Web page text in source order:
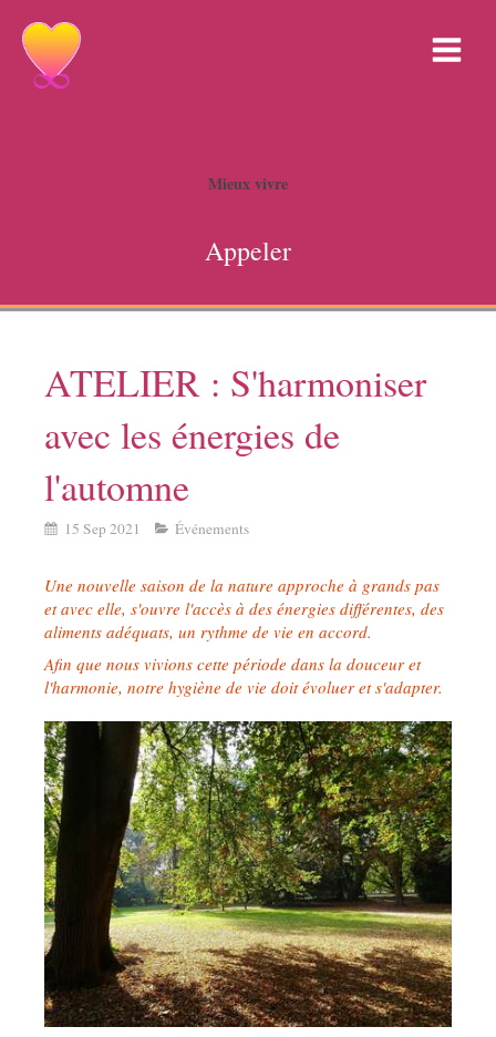
Mieux vivre
Appeler
ATELIER : S'harmoniser
avec les énergies de
l'automne
15 Sep 2021 Événements
Une nouvelle saison de la nature approche à grands pas
et avec elle, s'ouvre l'accès à des énergies différentes, des
aliments adéquats, un rythme de vie en accord.
Afin que nous vivions cette période dans la douceur et
l'harmonie, notre hygiène de vie doit évoluer et s'adapter.